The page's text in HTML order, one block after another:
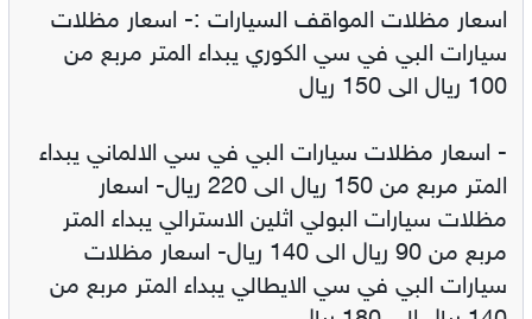
اسعار مظلات المواقف السيارات :- اسعار مظلات
سيارات البي في سي الكوري يبداء المتر مربع من
100 ريال الى 150 ريال
- اسعار مظلات سيارات البي في سي الالماني يبداء
المتر مربع من 150 ريال الى 220 ريال- اسعار
مظلات سيارات البولي اثلين الاسترالي يبداء المتر
مربع من 90 ريال الى 140 ريال- اسعار مظلات
سيارات البي في سي الايطالي يبداء المتر مربع من